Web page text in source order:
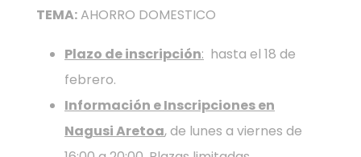
TEMA:AHORRO DOMESTICO
Plazo de inscripción: hasta el 18 de
febrero.
Información e Inscripciones en
Nagusi Aretoa, de lunes a viernes de